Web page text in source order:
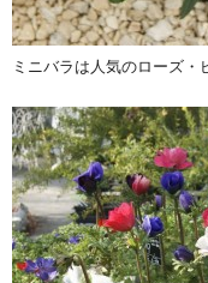
ミニバラは人気のローズ・